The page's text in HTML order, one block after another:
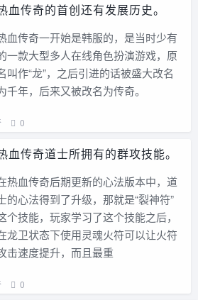
血传奇的首创还有发展历史。
血传奇一开始是韩服的，是当时少有
一款大型多人在线角色扮演游戏，原
叫作“龙”，之后引进的话被盛大改名
千年，后来又被改名为传奇。
0
血传奇道士所拥有的群攻技能。
热血传奇后期更新的心法版本中，道
的心法得到了升级，那就是“裂神符”
个技能，玩家学习了这个技能之后，
龙卫状态下使用灵魂火符可以让火符
击速度提升，而且最重
0